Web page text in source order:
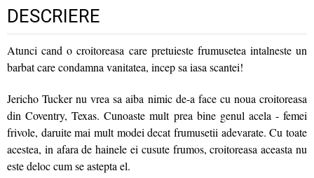
DESCRIERE
Atunci cand o croitoreasa care pretuieste frumusetea intalneste un
barbat care condamna vanitatea, incep sa iasa scantei!
Jericho Tucker nu vrea sa aiba nimic de-a face cu noua croitoreasa
din Coventry, Texas. Cunoaste mult prea bine genul acela - femei
frivole, daruite mai mult modei decat frumusetii adevarate. Cu toate
acestea, in afara de hainele ei cusute frumos, croitoreasa aceasta nu
este deloc cum se astepta el.